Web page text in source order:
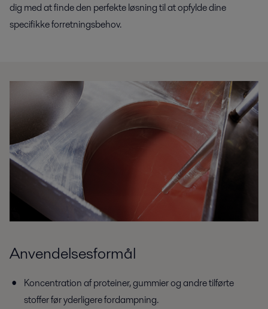
dig med at finde den perfekte løsning til at opfylde dine
specifikke forretningsbehov.
Anvendelsesformål
Koncentration af proteiner, gummier og andre tilførte
stoffer før yderligere fordampning.